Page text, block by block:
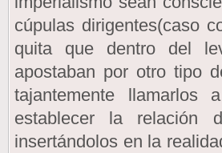
cúpulas dirigentes(caso
quita que dentro del
apostaban por otro tipo
tajantemente
establecer la relación
insertándolos en la